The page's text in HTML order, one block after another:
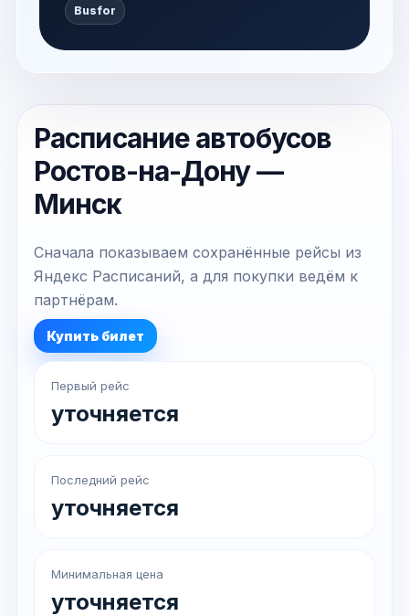
Busfor
Расписание автобусов
Ростов-на-Дону —
Минск
Сначала показываем сохранённые рейсы из
Яндекс Расписаний, а для покупки ведём к
партнёрам.
Купить билет
Первый рейс
уточняется
Последний рейс
уточняется
Минимальная цена
уточняется